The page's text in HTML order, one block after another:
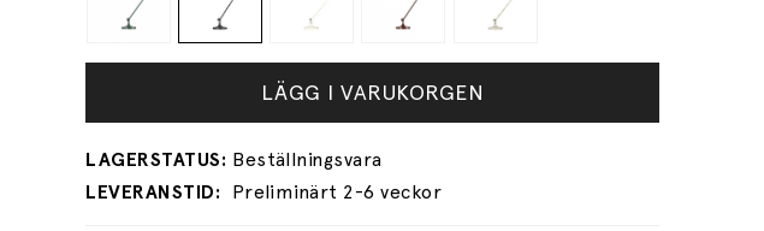
LÄGG I VARUKORGEN
Preliminärt 2-6 veckor